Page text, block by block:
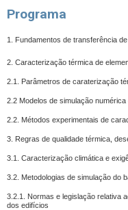
Programa
1. Fundamentos de transferência
2. Caracterização térmica de
2.1. Parâmetros de caraterização
2.2 Modelos de simulação
2.2. Métodos experimentais de
3. Regras de qualidade térmica,
3.1. Caracterização climática e
3.2. Metodologias de simulação do
3.2.1. Normas e legislação relativa
dos edifícios